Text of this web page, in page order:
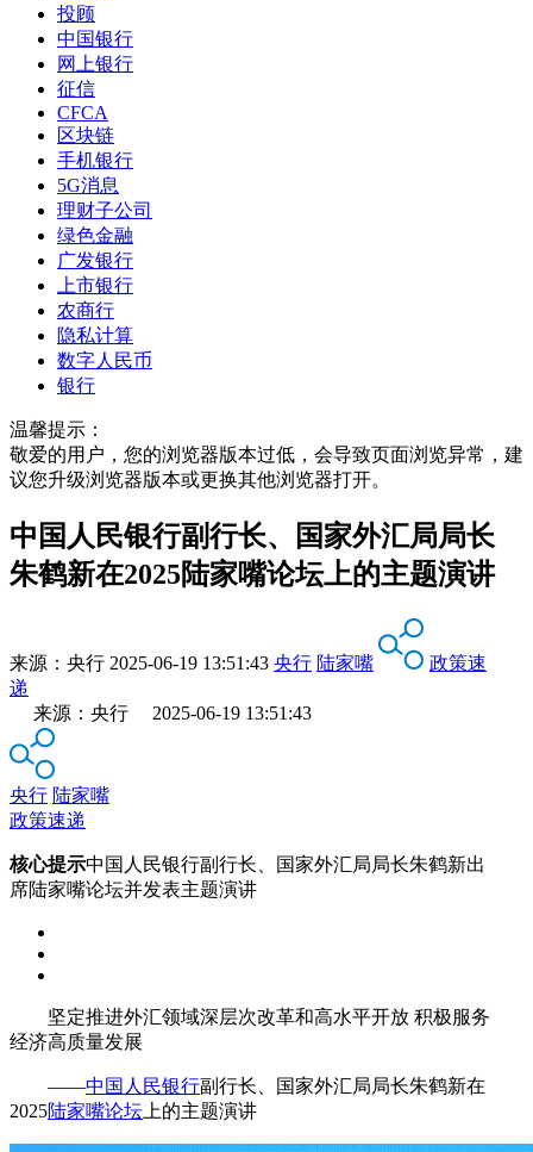
投顾
中国银行
网上银行
征信
CFCA
区块链
手机银行
5G消息
理财子公司
绿色金融
广发银行
上市银行
农商行
隐私计算
数字人民币
银行
温馨提示：
敬爱的用户，您的浏览器版本过低，会导致页面浏览异常，建
议您升级浏览器版本或更换其他浏览器打开。
中国人民银行副行长、国家外汇局局长
朱鹤新在2025陆家嘴论坛上的主题演讲
来源： 央行 2025-06-19 13:51:43 央行 陆家嘴
政策速
递
来源：央行 2025-06-19 13:51:43
央行 陆家嘴
政策速递
核心提示中国人民银行副行长、国家外汇局局长朱鹤新出
席陆家嘴论坛并发表主题演讲
坚定推进外汇领域深层次改革和高水平开放 积极服务
经济高质量发展
——中国人民银行副行长、国家外汇局局长朱鹤新在
2025陆家嘴论坛 上的主题演讲